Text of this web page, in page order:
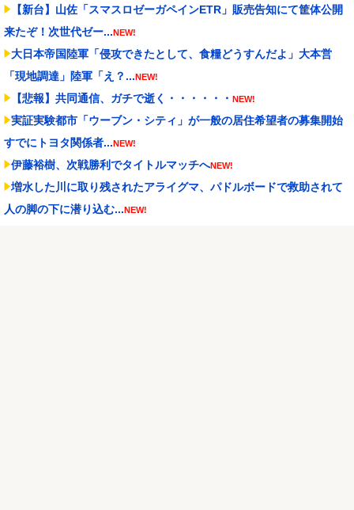
【新台】山佐「スマスロゼーガペインETR」販売告知にて筐体公開
来たぞ！次世代ゼー...NEW!
大日本帝国陸軍「侵攻できたとして、食糧どうすんだよ」大本営
「現地調達」陸軍「え？...NEW!
【悲報】共同通信、ガチで逝く・・・・・・ NEW!
実証実験都市「ウーブン・シティ」が一般の居住希望者の募集開始
すでにトヨタ関係者...NEW!
伊藤裕樹、次戦勝利でタイトルマッチへNEW!
増水した川に取り残されたアライグマ、パドルボードで救助されて
人の脚の下に潜り込む...NEW!